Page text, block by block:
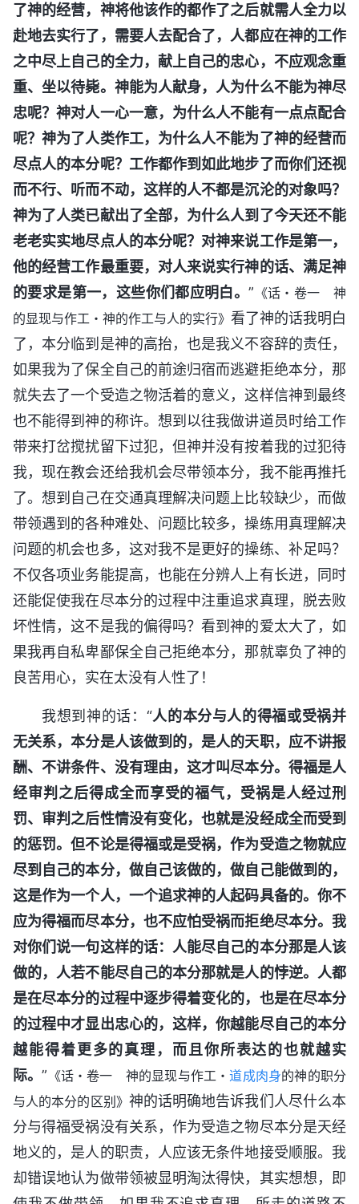
了神的经营，神将他该作的都作了之后就需人全力以
赴地去实行了，需要人去配合了，人都应在神的工作
之中尽上自己的全力，献上自己的忠心，不应观念重
重、坐以待毙。神能为人献身，人为什么不能为神尽
忠呢？神对人一心一意，为什么人不能有一点点配合
呢？神为了人类作工，为什么人不能为了神的经营而
尽点人的本分呢？工作都作到如此地步了而你们还视
而不行、听而不动，这样的人不都是沉沦的对象吗？
神为了人类已献出了全部，为什么人到了今天还不能
老老实实地尽点人的本分呢？对神来说工作是第一，
他的经营工作最重要，对人来说实行神的话、满足神
的要求是第一，这些你们都应明白。” 《话・卷一 神
的显现与作工・神的作工与人的实行》 看了神的话我明白
了，本分临到是神的高抬，也是我义不容辞的责任，
如果我为了保全自己的前途归宿而逃避拒绝本分，那
就失去了一个受造之物活着的意义，这样信神到最终
也不能得到神的称许。想到以往我做讲道员时给工作
带来打岔搅扰留下过犯，但神并没有按着我的过犯待
我，现在教会还给我机会尽带领本分，我不能再推托
了。想到自己在交通真理解决问题上比较缺少，而做
带领遇到的各种难处、问题比较多，操练用真理解决
问题的机会也多，这对我不是更好的操练、补足吗？
不仅各项业务能提高，也能在分辨人上有长进，同时
还能促使我在尽本分的过程中注重追求真理，脱去败
坏性情，这不是我的偏得吗？看到神的爱太大了，如
果我再自私卑鄙保全自己拒绝本分，那就辜负了神的
良苦用心，实在太没有人性了！
我想到神的话：“人的本分与人的得福或受祸并
无关系，本分是人该做到的，是人的天职，应不讲报
酬、不讲条件、没有理由，这才叫尽本分。得福是人
经审判之后得成全而享受的福气，受祸是人经过刑
罚、审判之后性情没有变化，也就是没经成全而受到
的惩罚。但不论是得福或是受祸，作为受造之物就应
尽到自己的本分，做自己该做的，做自己能做到的，
这是作为一个人，一个追求神的人起码具备的。你不
应为得福而尽本分，也不应怕受祸而拒绝尽本分。我
对你们说一句这样的话：人能尽自己的本分那是人该
做的，人若不能尽自己的本分那就是人的悖逆。人都
是在尽本分的过程中逐步得着变化的，也是在尽本分
的过程中才显出忠心的，这样，你越能尽自己的本分
越能得着更多的真理，而且你所表达的也就越实
际。” 《话・卷一 神的显现与作工・道成肉身的神的职分
与人的本分的区别》 神的话明确地告诉我们人尽什么本
分与得福受祸没有关系，作为受造之物尽本分是天经
地义的，是人的职责，人应该无条件地接受顺服。我
却错误地认为做带领被显明淘汰得快，其实想想，即